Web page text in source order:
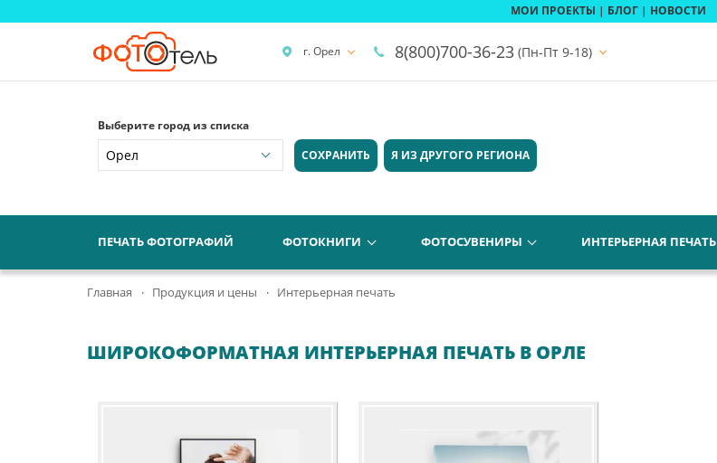
МОИ ПРОЕКТЫ | БЛОГ | НОВОСТИ
г. Орел 8(800)700-36-23 (Пн-Пт 9-18)
Выберите город из списка
СОХРАНИТЬ
Я ИЗ ДРУГОГО РЕГИОНА
ПЕЧАТЬ ФОТОГРАФИЙ ФОТОКНИГИ ФОТОСУВЕНИРЫ ИНТЕРЬЕРНАЯ ПЕЧАТЬ
Главная Продукция и цены Интерьерная печать
ШИРОКОФОРМАТНАЯ ИНТЕРЬЕРНАЯ ПЕЧАТЬ В ОРЛЕ